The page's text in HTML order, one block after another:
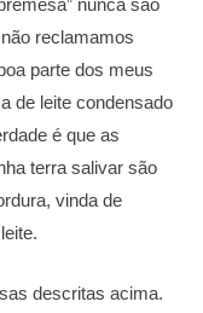
nunca são
reclamamos
parte dos meus
de leite condensado
é que as
terra salivar são
vinda de
descritas acima.